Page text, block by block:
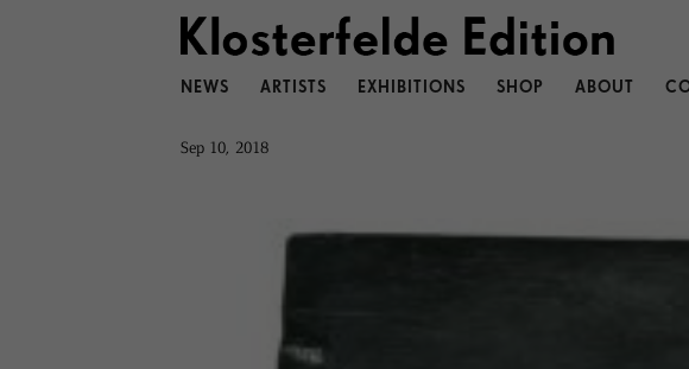
NEWS ARTISTS EXHIBITIONS SHOP ABOUT
Sep 10, 2018